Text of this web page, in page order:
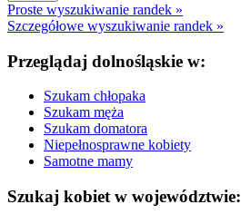
Proste wyszukiwanie randek »
Szczegółowe wyszukiwanie randek »
Przeglądaj dolnośląskie w:
Szukam chłopaka
Szukam męża
Szukam domatora
Niepełnosprawne kobiety
Samotne mamy
Szukaj kobiet w województwie: